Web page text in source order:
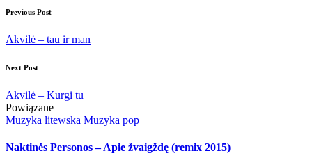
Post
navigation
Previous Post
Akvilė – tau ir man
Next Post
Akvilė – Kurgi tu
Powiązane
Posted
Muzyka litewska Muzyka pop
Naktinės Personos – Apie žvaigždę (remix 2015)